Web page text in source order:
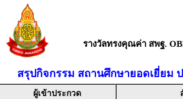
รางวัลทรงคุณค่า สพฐ.
สรุปกิจกรรม สถานศึกษายอดเยี่ยม
ผู้เข้าประกวด